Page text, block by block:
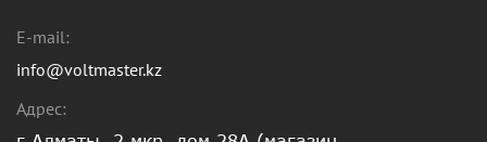
E-mail:
info@voltmaster.kz
Адрес: